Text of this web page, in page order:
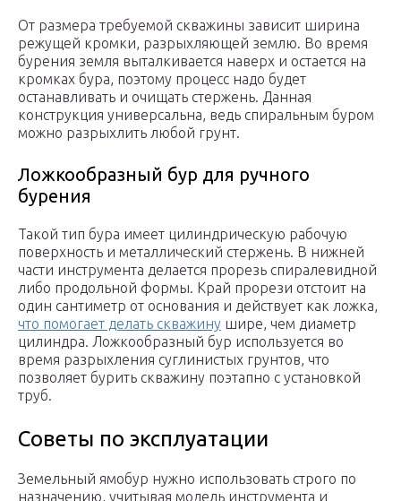
От размера требуемой скважины зависит ширина
режущей кромки, разрыхляющей землю. Во время
бурения земля выталкивается наверх и остается на
кромках бура, поэтому процесс надо будет
останавливать и очищать стержень. Данная
конструкция универсальна, ведь спиральным буром
можно разрыхлить любой грунт.
Ложкообразный бур для ручного
бурения
Такой тип бура имеет цилиндрическую рабочую
поверхность и металлический стержень. В нижней
части инструмента делается прорезь спиралевидной
либо продольной формы. Край прорези отстоит на
один сантиметр от основания и действует как ложка,
что помогает делать скважину шире, чем диаметр
цилиндра. Ложкообразный бур используется во
время разрыхления суглинистых грунтов, что
позволяет бурить скважину поэтапно с установкой
труб.
Советы по эксплуатации
Земельный ямобур нужно использовать строго по
назначению, учитывая модель инструмента и